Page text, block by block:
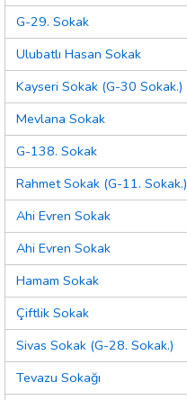
G-29. Sokak
Ulubatlı Hasan Sokak
Kayseri Sokak (G-30 Sokak.)
Mevlana Sokak
G-138. Sokak
Rahmet Sokak (G-11. Sokak.)
Ahi Evren Sokak
Ahi Evren Sokak
Hamam Sokak
Çiftlik Sokak
Sivas Sokak (G-28. Sokak.)
Tevazu Sokağı